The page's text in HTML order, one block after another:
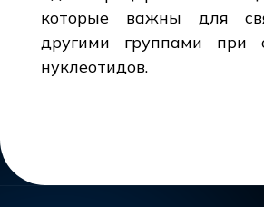
которые важны для
другими группами при
нуклеотидов.